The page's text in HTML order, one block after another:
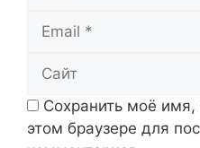
Сохранить моё имя,
этом браузере для